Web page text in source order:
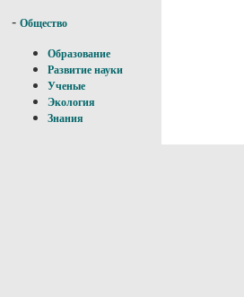
- Общество
Образование
Развитие науки
Ученые
Экология
Знания